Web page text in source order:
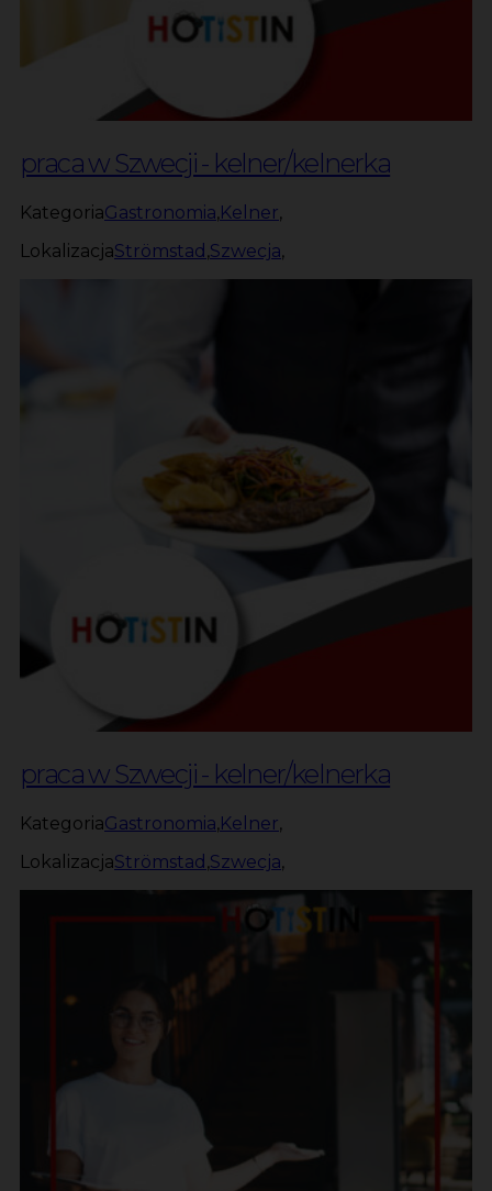
praca w Szwecji - kelner/kelnerka
KategoriaGastronomia,Kelner,
LokalizacjaStrömstad ,Szwecja,
praca w Szwecji - kelner/kelnerka
KategoriaGastronomia,Kelner,
LokalizacjaStrömstad ,Szwecja,